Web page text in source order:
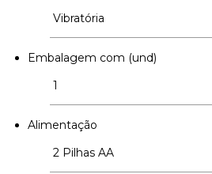
Vibratória
Embalagem com (und)
1
Alimentação
2 Pilhas AA